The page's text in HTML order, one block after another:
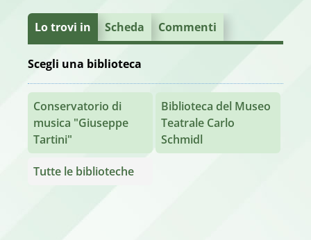
Lo trovi in Scheda Commenti
Scegli una biblioteca
Conservatorio di
musica "Giuseppe
Tartini"
Biblioteca del Museo
Teatrale Carlo
Schmidl
Tutte le biblioteche